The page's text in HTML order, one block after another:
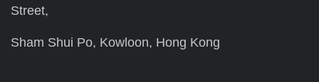
Street,
Sham Shui Po, Kowloon, Hong Kong